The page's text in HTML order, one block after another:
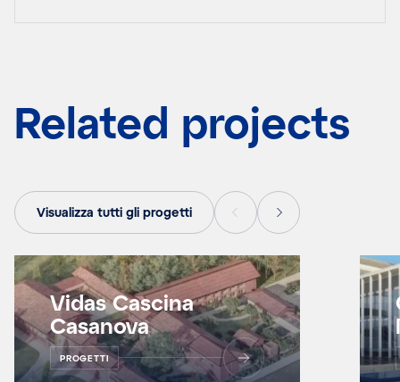
Related projects
Visualizza tutti gli progetti
Vidas Cascina
Casanova
PROGETTI